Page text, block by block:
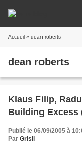
Accueil » dean roberts
dean roberts
Klaus Filip,
Building Excess
Publié le 06/09/2005 à
Par Grisli